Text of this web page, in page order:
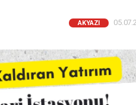
AKYAZI